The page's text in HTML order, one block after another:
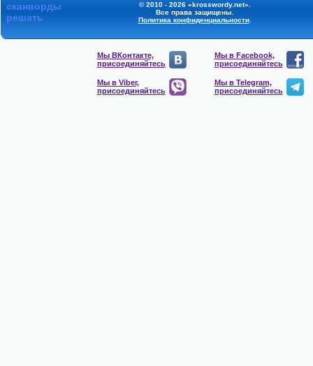
сканворды
решать
© 2010 - 2026 «krosswordy.net».
Все права защищены.
Политика конфиденциальности.
Мы ВКонтакте,
присоединяйтесь
Мы в Facebook,
присоединяйтесь
Мы в Viber,
присоединяйтесь
Мы в Telegram,
присоединяйтесь